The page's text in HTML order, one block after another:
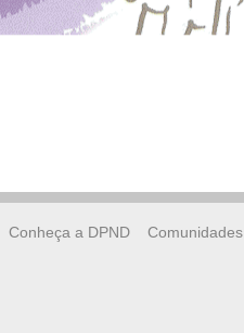
Conheça a DPND Comunidades